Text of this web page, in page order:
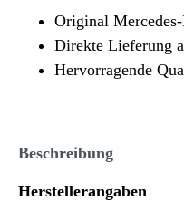
Original
Direkte Lieferung
Hervorragende
Beschreibung
Herstellerangaben